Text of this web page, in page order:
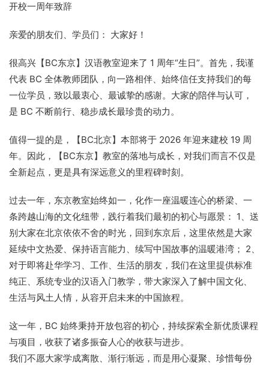
开校一周年致辞
亲爱的朋友们、学员们： 大家好！
很高兴【BC东京】汉语教室迎来了 1 周年“生日”。首先，我谨
代表 BC 全体教师团队，向一路相伴、始终信任支持我们的每
一位学员，致以最衷心、最诚挚的感谢。大家的陪伴与认可，
是 BC 不断前行、稳步成长最珍贵的动力。
值得一提的是，【BC北京】本部将于 2026 年迎来建校 19 周
年。因此，【BC东京】教室的落地与成长，对我们而言不仅是
全新起点，更是具有深远意义的里程碑时刻。
过去一年，东京教室始终如一，化作一座温暖连心的桥梁、一
条跨越山海的文化纽带，践行着我们最初的初心与愿景： 1、送
别大家在北京依依不舍的时光，回到东京后，这里依然是大家
延续中文热爱、保持语言能力、续写中国故事的温暖港湾； 2、
对于即将赴华学习、工作、生活的朋友，我们在这里提供标准
纯正、系统专业的汉语入门教学，带大家深入了解中国文化、
生活与风土人情，从容开启未来的中国旅程。
这一年，BC 始终秉持开放包容的初心，持续探索全新优质课程
与项目，收获了诸多振奋人心的收获与进步。
我们不愿大家学成离散、渐行渐远，而是用心凝聚、珍惜每份